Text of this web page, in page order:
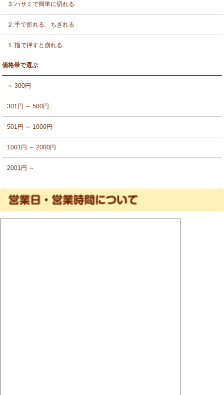
３:ハサミで簡単に切れる
２:手で折れる、ちぎれる
１:指で押すと崩れる
価格帯で選ぶ
～ 300円
301円 ～ 500円
501円 ～ 1000円
1001円 ～ 2000円
2001円 ～